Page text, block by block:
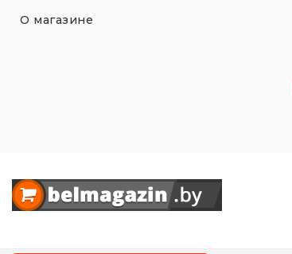
О магазине